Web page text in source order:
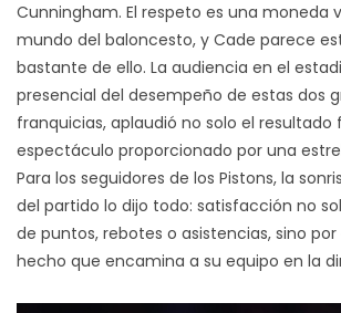
Cunningham. El respeto es una moneda
mundo del baloncesto, y Cade parece
bastante de ello. La audiencia en el
presencial del desempeño de estas dos
franquicias, aplaudió no solo el resultado
espectáculo proporcionado por una
Para los seguidores de los Pistons, la
del partido lo dijo todo: satisfacción no
de puntos, rebotes o asistencias, sino
hecho que encamina a su equipo en la